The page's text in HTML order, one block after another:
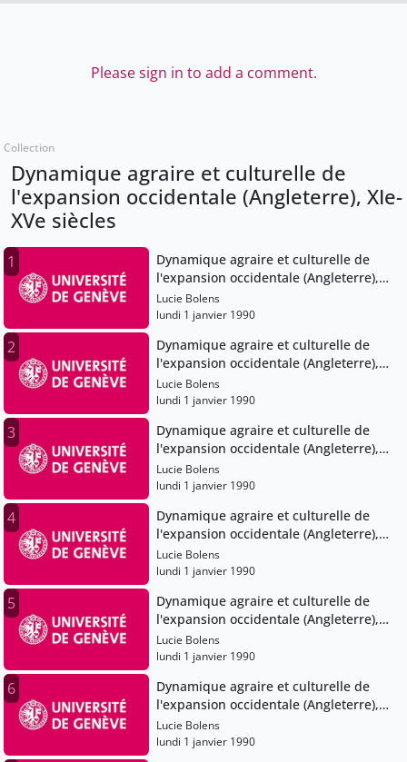
Please sign in to add a comment.
Collection
Dynamique agraire et culturelle de
l'expansion occidentale (Angleterre), XIe-
XVe siècles
1
Dynamique agraire et culturelle de
l'expansion occidentale (Angleterre),
XIe-XVe siècles
Lucie Bolens
lundi 1 janvier 1990
2
Dynamique agraire et culturelle de
l'expansion occidentale (Angleterre),
XIe-XVe siècles
Lucie Bolens
lundi 1 janvier 1990
3
Dynamique agraire et culturelle de
l'expansion occidentale (Angleterre),
XIe-XVe siècles
Lucie Bolens
lundi 1 janvier 1990
4
Dynamique agraire et culturelle de
l'expansion occidentale (Angleterre),
XIe-XVe siècles
Lucie Bolens
lundi 1 janvier 1990
5
Dynamique agraire et culturelle de
l'expansion occidentale (Angleterre),
XIe-XVe siècles
Lucie Bolens
lundi 1 janvier 1990
6
Dynamique agraire et culturelle de
l'expansion occidentale (Angleterre),
XIe-XVe siècles
Lucie Bolens
lundi 1 janvier 1990